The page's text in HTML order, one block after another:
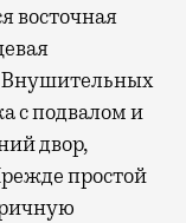
восточная
Внушительных
с подвалом и
двор,
простой